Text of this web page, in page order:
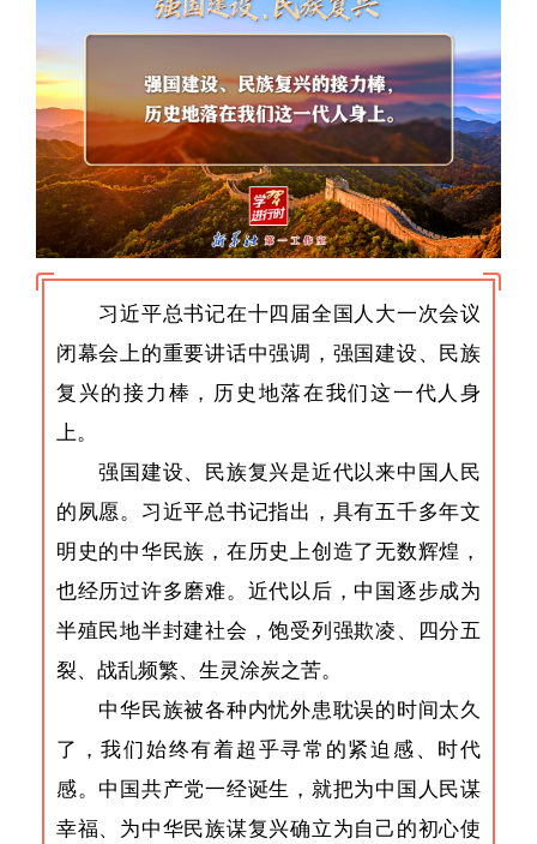
习近平总书记在十四届全国人大一次会议
闭幕会上的重要讲话中强调，强国建设、民族
复兴的接力棒，历史地落在我们这一代人身
上。
强国建设、民族复兴是近代以来中国人民
的夙愿。习近平总书记指出，具有五千多年文
明史的中华民族，在历史上创造了无数辉煌，
也经历过许多磨难。近代以后，中国逐步成为
半殖民地半封建社会，饱受列强欺凌、四分五
裂、战乱频繁、生灵涂炭之苦。
中华民族被各种内忧外患耽误的时间太久
了，我们始终有着超乎寻常的紧迫感、时代
感。中国共产党一经诞生，就把为中国人民谋
幸福、为中华民族谋复兴确立为自己的初心使